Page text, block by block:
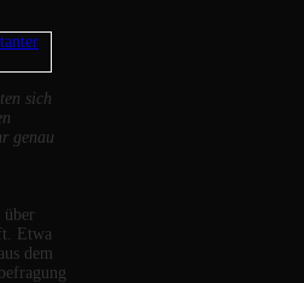
sich
genau
Etwa
dem